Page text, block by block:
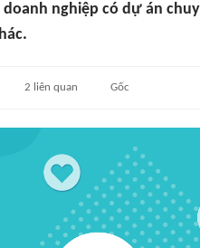
nghiệp có dự án
2 liên quan Gốc